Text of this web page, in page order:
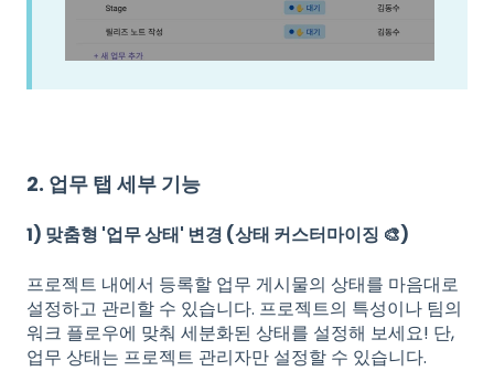
2. 업무 탭 세부 기능
1) 맞춤형 '업무 상태' 변경 (상태 커스터마이징 🎨)
프로젝트 내에서 등록할 업무 게시물의 상태를 마음대로
설정하고 관리할 수 있습니다. 프로젝트의 특성이나 팀의
워크 플로우에 맞춰 세분화된 상태를 설정해 보세요! 단,
업무 상태는 프로젝트 관리자만 설정할 수 있습니다.